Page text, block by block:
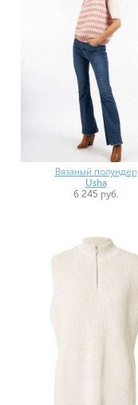
Вязаный полундер
Usha
6 245 руб.